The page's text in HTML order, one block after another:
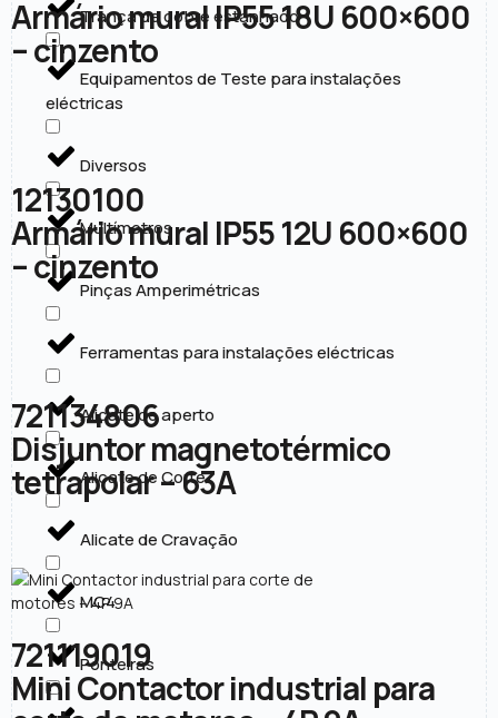
Trança de cobre estanhado
Equipamentos de Teste para instalações
eléctricas
Diversos
Multímetros
Pinças Amperimétricas
Ferramentas para instalações eléctricas
Alicate de aperto
Alicate de Corte
Alicate de Cravação
MC4
Ponteiras
Armário mural IP55 18U 600×600
– cinzento
12130100
Armário mural IP55 12U 600×600
– cinzento
721134806
Disjuntor magnetotérmico
tetrapolar – 63A
721119019
Mini Contactor industrial para